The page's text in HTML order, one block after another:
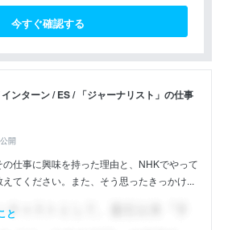
今すぐ確認する
ンターン / ES / 「ジャーナリスト」の仕事
開
の仕事に興味を持った理由と、NHKでやって
てください。また、そう思ったきっかけ...
と